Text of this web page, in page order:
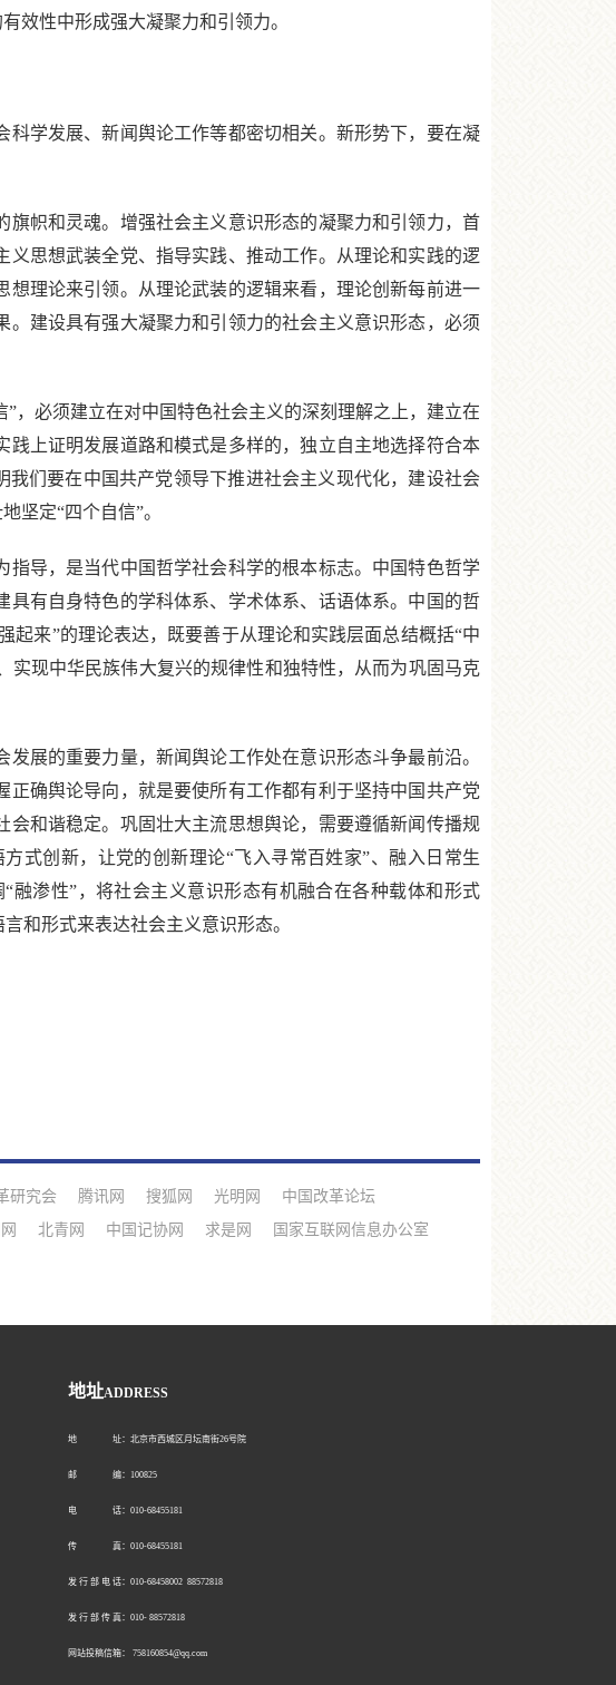
效性中形成强大凝聚力和引领力。
学发展、新闻舆论工作等都密切相关。新形势下，要在凝
帜和灵魂。增强社会主义意识形态的凝聚力和引领力，首
思想武装全党、指导实践、推动工作。从理论和实践的逻
理论来引领。从理论武装的逻辑来看，理论创新每前进一
建设具有强大凝聚力和引领力的社会主义意识形态，必须
必须建立在对中国特色社会主义的深刻理解之上，建立在
上证明发展道路和模式是多样的，独立自主地选择符合本
们要在中国共产党领导下推进社会主义现代化，建设社会
坚定“四个自信”。
导，是当代中国哲学社会科学的根本标志。中国特色哲学
有自身特色的学科体系、学术体系、话语体系。中国的哲
来”的理论表达，既要善于从理论和实践层面总结概括“中
实现中华民族伟大复兴的规律性和独特性，从而为巩固马克
的重要力量，新闻舆论工作处在意识形态斗争最前沿。
确舆论导向，就是要使所有工作都有利于坚持中国共产党
和谐稳定。巩固壮大主流思想舆论，需要遵循新闻传播规
式创新，让党的创新理论“飞入寻常百姓家”、融入日常生
渗性”，将社会主义意识形态有机融合在各种载体和形式
和形式来表达社会主义意识形态。
研究会 腾讯网 搜狐网 光明网
中国改革论坛
北青网 中国记协网 求是网
国家互联网信息办公室
地址ADDRESS
地 址：北京市西城区月坛南街26号院
邮 编：100825
电 话：010-68455181
传 真：010-68455181
发 行 部 电 话：010-68458002 88572818
发 行 部 传 真：010- 88572818
网站投稿信箱： 758160854@qq.com